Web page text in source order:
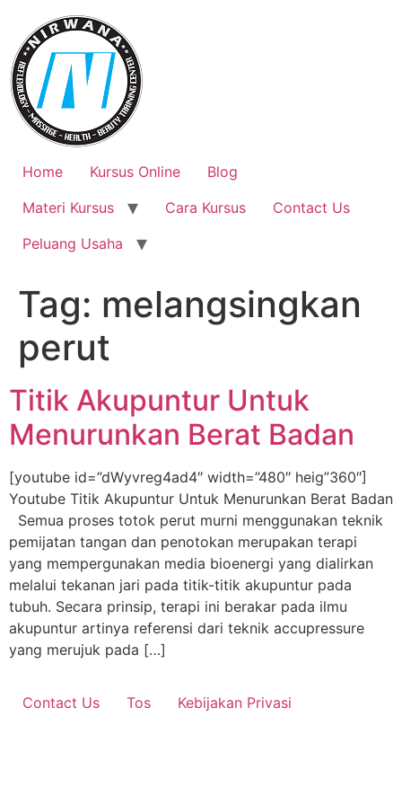
content
Home Kursus Online
Blog
Materi Kursus
Cara Kursus
Contact Us
Peluang Usaha
Tag: melangsingkan
perut
Titik Akupuntur Untuk
Menurunkan Berat Badan
[youtube id=”dWyvreg4ad4″ width=”480″ heig”360″]
Youtube Titik Akupuntur Untuk Menurunkan Berat Badan
Semua proses totok perut murni menggunakan teknik
pemijatan tangan dan penotokan merupakan terapi
yang mempergunakan media bioenergi yang dialirkan
melalui tekanan jari pada titik-titik akupuntur pada
tubuh. Secara prinsip, terapi ini berakar pada ilmu
akupuntur artinya referensi dari teknik accupressure
yang merujuk pada […]
Contact Us Tos Kebijakan Privasi